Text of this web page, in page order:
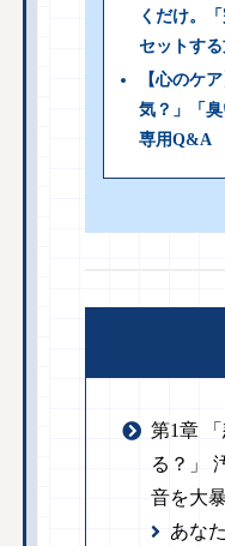
くだけ。
セットす
【心のケ
気？」「
専用Q&A
第1章
る？」
音を大
あな